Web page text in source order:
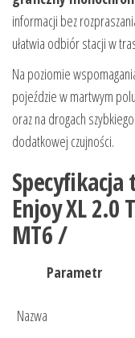
informacji bez
ułatwia odbiór stacji w
Na poziomie
pojeździe w martwym
oraz na drogach
dodatkowej czujności.
Specyfikacja
Enjoy XL 2.0
MT6 /
Parametr
Nazwa